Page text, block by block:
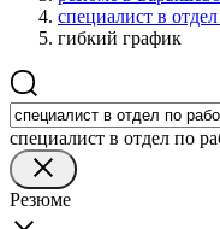
специалист в
гибкий график
специалист в отдел по
Резюме